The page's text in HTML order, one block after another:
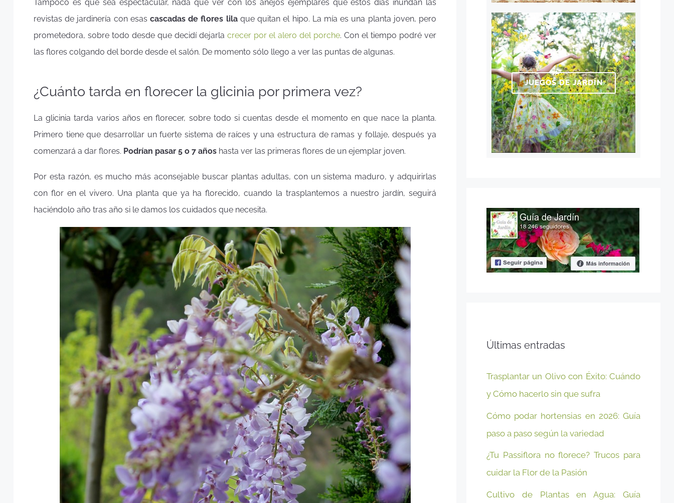
Tampoco es que sea espectacular, nada que ver con los añejos ejemplares que estos días inundan las
revistas de jardinería con esascascadas de flores lilaque quitan el hipo. La mía es una planta joven, pero
prometedora, sobre todo desde que decidí dejarla crecer por el alero del porche. Con el tiempo podré ver
las flores colgando del borde desde el salón. De momento sólo llego a ver las puntas de algunas.
¿Cuánto tarda en florecer la glicinia por primera vez?
La glicinia tarda varios años en florecer, sobre todo si cuentas desde el momento en que nace la planta.
Primero tiene que desarrollar un fuerte sistema de raíces y una estructura de ramas y follaje, después ya
comenzará a dar flores. Podrían pasar 5 o 7 años hasta ver las primeras flores de un ejemplar joven.
Por esta razón, es mucho más aconsejable buscar plantas adultas, con un sistema maduro, y adquirirlas
con flor en el vivero. Una planta que ya ha florecido, cuando la trasplantemos a nuestro jardín, seguirá
haciéndolo año tras año si le damos los cuidados que necesita.
JUEGOS DE JARDÍN
Últimas entradas
Trasplantar un Olivo con Éxito: Cuándo
y Cómo hacerlo sin que sufra
Cómo podar hortensias en 2026: Guía
paso a paso según la variedad
¿Tu Passiflora no florece? Trucos para
cuidar la Flor de la Pasión
Cultivo de Plantas en Agua: Guía